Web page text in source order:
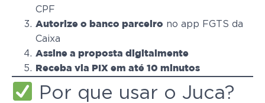
CPF
Autorize o banco parceiro no app FGTS da
Caixa
Assine a proposta digitalmente
Receba via PIX em até 10 minutos
Por que usar o Juca?